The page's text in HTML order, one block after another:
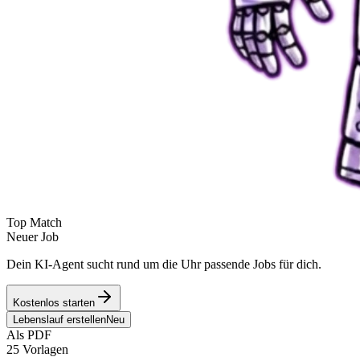
Top Match
Neuer Job
Dein KI-Agent sucht rund um die Uhr passende Jobs für dich.
Kostenlos starten
Lebenslauf erstellenNeu
Als PDF
25 Vorlagen